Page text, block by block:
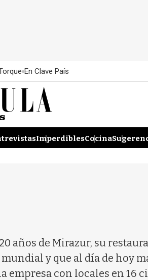
En Clave País
ImperdiblesCocina
años de Mirazur, su
y que al día de hoy
con locales en 16